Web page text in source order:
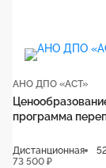
АНО ДПО «АСТ»
программа
Дистанционная
73 500 ₽